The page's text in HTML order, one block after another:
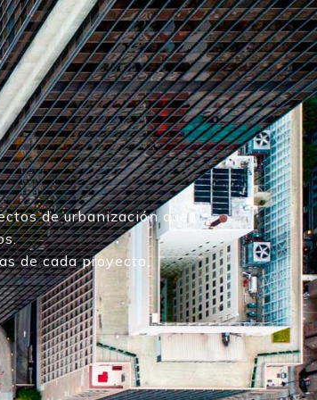
de urbanización que
de cada proyecto,